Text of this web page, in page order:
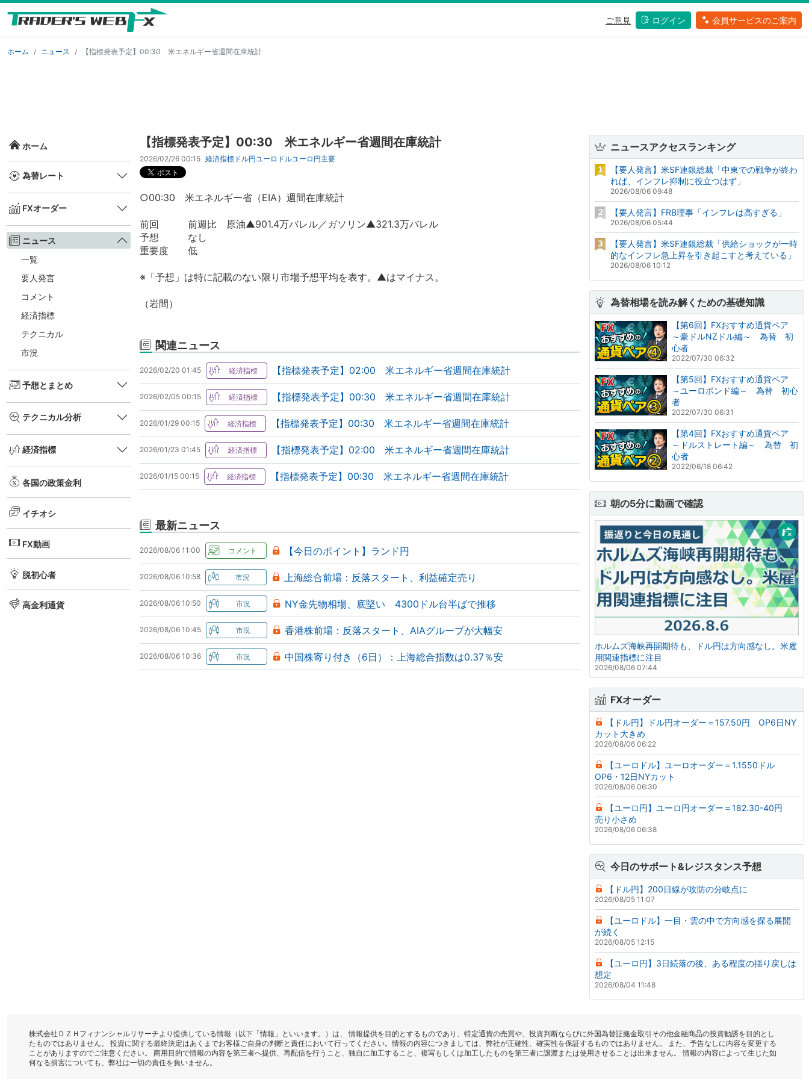
ご意見 ログイン 会員サービスのご案内
ホーム ニュース 【指標発表予定】00:30 米エネルギー省週間在庫統計
ホーム
為替レート
FXオーダー
ニュース
一覧
要人発言
コメント
経済指標
テクニカル
市況
予想とまとめ
テクニカル分析
経済指標
各国の政策金利
イチオシ
FX動画
脱初心者
高金利通貨
【指標発表予定】00:30 米エネルギー省週間在庫統計
2026/02/26 00:15 経済指標 ドル円ユーロドルユーロ円主要
○00:30 米エネルギー省（EIA）週間在庫統計
前回 前週比 原油▲901.4万バレル／ガソリン▲321.3万バレル
予想 なし
重要度 低
※「予想」は特に記載のない限り市場予想平均を表す。▲はマイナス。
（岩間）
関連ニュース
2026/02/20 01:45 【指標発表予定】02:00 米エネルギー省週間在庫統計
2026/02/05 00:15 【指標発表予定】00:30 米エネルギー省週間在庫統計
2026/01/29 00:15 【指標発表予定】00:30 米エネルギー省週間在庫統計
2026/01/23 01:45 【指標発表予定】02:00 米エネルギー省週間在庫統計
2026/01/15 00:15 【指標発表予定】00:30 米エネルギー省週間在庫統計
最新ニュース
2026/08/06 11:00 【今日のポイント】ランド円
2026/08/06 10:58 上海総合前場：反落スタート、利益確定売り
2026/08/06 10:50 NY金先物相場、底堅い 4300ドル台半ばで推移
2026/08/06 10:45 香港株前場：反落スタート、AIAグループが大幅安
2026/08/06 10:36 中国株寄り付き（6日）：上海総合指数は0.37％安
ニュースアクセスランキング
【要人発言】米SF連銀総裁「中東での戦争が終わ
れば、インフレ抑制に役立つはず」
2026/08/06 09:48
【要人発言】FRB理事「インフレは高すぎる」
2026/08/06 05:44
【要人発言】米SF連銀総裁「供給ショックが一時
的なインフレ急上昇を引き起こすと考えている」
2026/08/06 10:12
為替相場を読み解くための基礎知識
【第6回】FXおすすめ通貨ペア
～豪ドルNZドル編～ 為替 初
心者
2022/07/30 06:32
【第5回】FXおすすめ通貨ペア
～ユーロポンド編～ 為替 初心
者
2022/07/30 06:31
【第4回】FXおすすめ通貨ペア
～ドルストレート編～ 為替 初
心者
2022/06/18 06:42
朝の5分に動画で確認
ホルムズ海峡再開期待も、ドル円は方向感なし。米雇
用関連指標に注目
2026/08/06 07:44
FXオーダー
【ドル円】ドル円オーダー＝157.50円 OP6日NY
カット大きめ
2026/08/06 06:22
【ユーロドル】ユーロオーダー＝1.1550ドル
OP6・12日NYカット
2026/08/06 06:30
【ユーロ円】ユーロ円オーダー＝182.30-40円
売り小さめ
2026/08/06 06:38
今日のサポート&レジスタンス予想
【ドル円】200日線が攻防の分岐点に
2026/08/05 11:07
【ユーロドル】一目・雲の中で方向感を探る展開
が続く
2026/08/05 12:15
【ユーロ円】3日続落の後、ある程度の揺り戻しは
想定
2026/08/04 11:48
株式会社ＤＺＨフィナンシャルリサーチより提供している情報（以下「情報」といいます。）は、 情報提供を目的とするものであり、特定通貨の売買や、投資判断ならびに外国為替証拠金取引その他金融商品の投資勧誘を目的とし
たものではありません。 投資に関する最終決定はあくまでお客様ご自身の判断と責任において行ってください。情報の内容につきましては、弊社が正確性、確実性を保証するものではありません。 また、予告なしに内容を変更する
ことがありますのでご注意ください。 商用目的で情報の内容を第三者へ提供、再配信を行うこと、独自に加工すること、複写もしくは加工したものを第三者に譲渡または使用させることは出来ません。 情報の内容によって生じた如
何なる損害についても、弊社は一切の責任を負いません。